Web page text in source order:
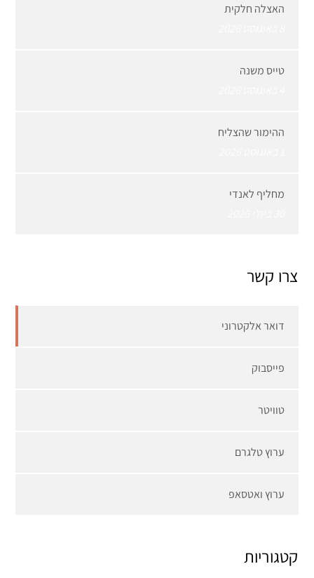
האצלה חלקית
טייס משנה
ההימור שהצליח
מחליף לאנדי
צרו קשר
דואר אלקטרוני
פייסבוק
טוויטר
ערוץ טלגרם
ערוץ ואטסאפ
קטגוריות